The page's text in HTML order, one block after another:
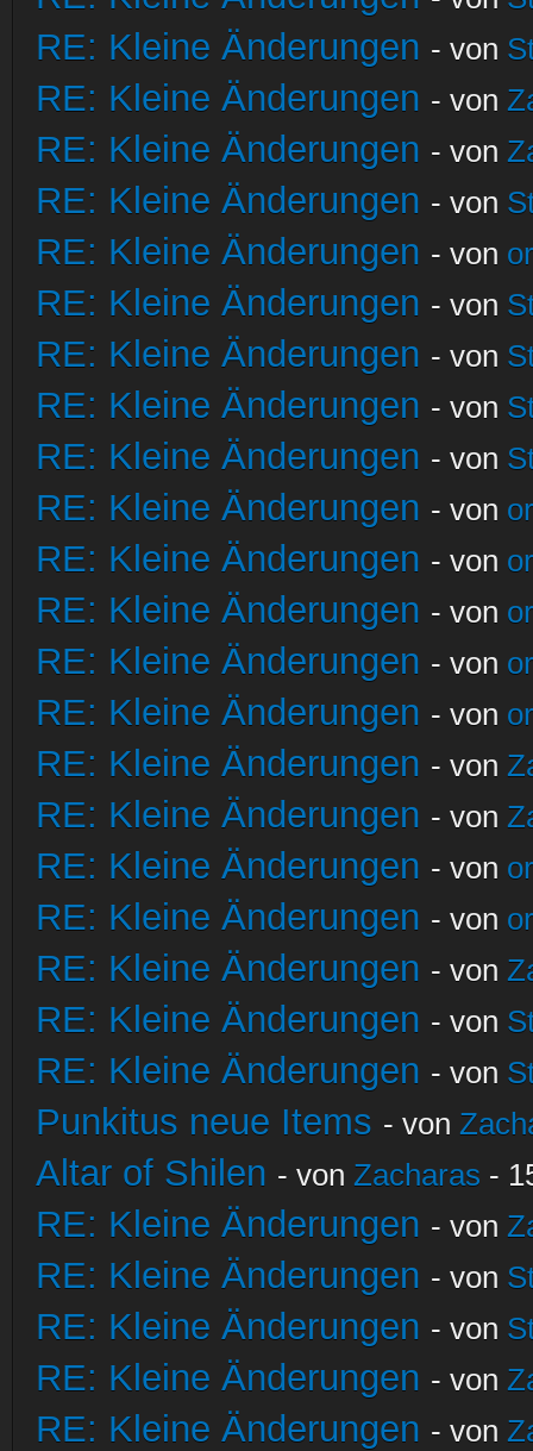
RE: Kleine Änderungen - von
RE: Kleine Änderungen - von
RE: Kleine Änderungen - von
RE: Kleine Änderungen - von
RE: Kleine Änderungen - von
RE: Kleine Änderungen - von
RE: Kleine Änderungen - von
RE: Kleine Änderungen - von
RE: Kleine Änderungen - von
RE: Kleine Änderungen - von
RE: Kleine Änderungen - von
RE: Kleine Änderungen - von
RE: Kleine Änderungen - von
RE: Kleine Änderungen - von
RE: Kleine Änderungen - von
RE: Kleine Änderungen - von
RE: Kleine Änderungen - von
RE: Kleine Änderungen - von
RE: Kleine Änderungen - von
RE: Kleine Änderungen - von
RE: Kleine Änderungen - von
Punkitus neue Items - von
Altar of Shilen - von Zacharas -
RE: Kleine Änderungen - von
RE: Kleine Änderungen - von
RE: Kleine Änderungen - von
RE: Kleine Änderungen - von
RE: Kleine Änderungen - von